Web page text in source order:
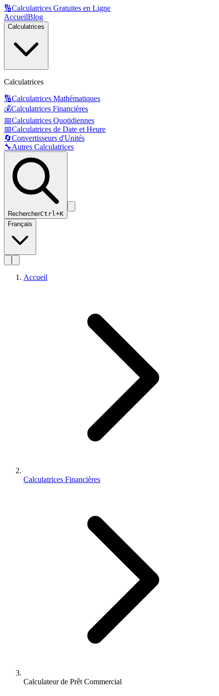
🔢Calculatrices Gratuites en Ligne
AccueilBlog
Calculatrices
Calculatrices
🔢Calculatrices Mathématiques
💰Calculatrices Financières
📅Calculatrices Quotidiennes
📅Calculatrices de Date et Heure
🔄Convertisseurs d'Unités
🔧Autres Calculatrices
RechercherCtrl+K
Français
Accueil
Calculatrices Financières
Calculateur de Prêt Commercial